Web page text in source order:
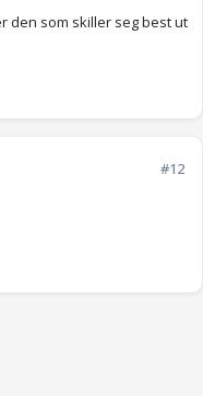
den som skiller seg best ut
#12